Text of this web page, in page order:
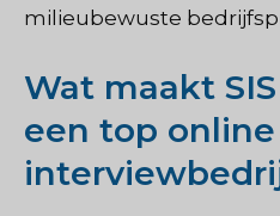
milieubewuste
Wat maakt
een top online